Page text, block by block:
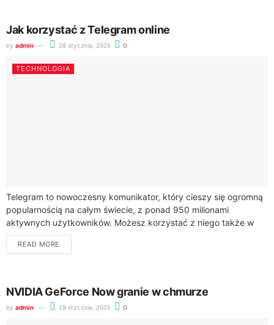
Jak korzystać z Telegram online
by admin 28 stycznia, 2025 0
TECHNOLOGIA
Telegram to nowoczesny komunikator, który cieszy się ogromną
popularnością na całym świecie, z ponad 950 milionami
aktywnych użytkowników. Możesz korzystać z niego także w
wersji online, poprzez Telegram Web, co...
READ MORE
NVIDIA GeForce Now granie w chmurze
by admin 28 stycznia, 2025 0